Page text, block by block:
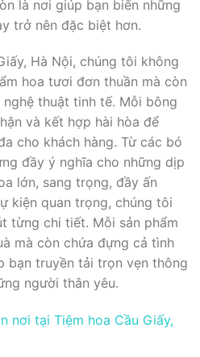
là nơi giúp bạn biến những
trở nên đặc biệt hơn.
Hà Nội, chúng tôi không
hoa tươi đơn thuần mà còn
thuật tinh tế. Mỗi bông
và kết hợp hài hòa để
cho khách hàng. Từ các bó
đầy ý nghĩa cho những dịp
lớn, sang trọng, đầy ấn
kiện quan trọng, chúng tôi
từng chi tiết. Mỗi sản phẩm
mà còn chứa đựng cả tình
bạn truyền tải trọn vẹn thông
người thân yêu.
nơi tại Tiệm hoa Cầu Giấy,